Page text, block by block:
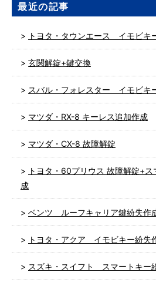
最近の記事
トヨタ・タウンエース イモビキ
玄関解錠+鍵交換
スバル・フォレスター イモビキ
マツダ・RX-8 キーレス追加作成
マツダ・CX-8 故障解錠
トヨタ・60プリウス 故障解錠+
成
ベンツ ルーフキャリア鍵紛失作
トヨタ・アクア イモビキー紛失
スズキ・スイフト スマートキー